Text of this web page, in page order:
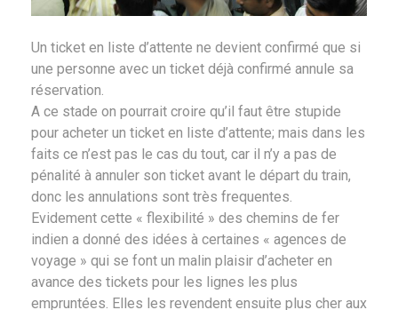
Un ticket en liste d’attente ne devient confirmé que si
une personne avec un ticket déjà confirmé annule sa
réservation.
A ce stade on pourrait croire qu’il faut être stupide
pour acheter un ticket en liste d’attente; mais dans les
faits ce n’est pas le cas du tout, car il n’y a pas de
pénalité à annuler son ticket avant le départ du train,
donc les annulations sont très frequentes.
Evidement cette « flexibilité » des chemins de fer
indien a donné des idées à certaines « agences de
voyage » qui se font un malin plaisir d’acheter en
avance des tickets pour les lignes les plus
empruntées. Elles les revendent ensuite plus cher aux